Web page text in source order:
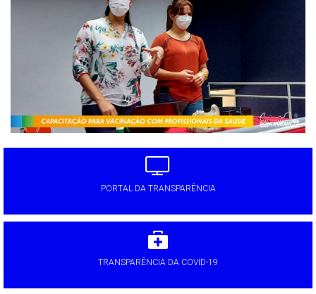
PORTAL DA TRANSPARÊNCIA
TRANSPARÊNCIA DA COVID-19